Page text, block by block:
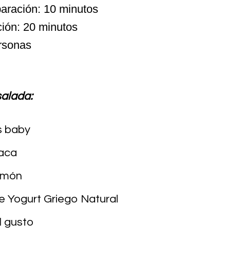
10 minutos
20 minutos
baby
Yogurt Griego Natural
gusto